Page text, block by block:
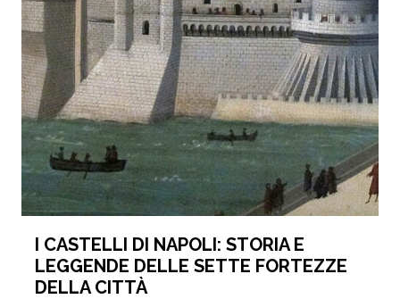
I CASTELLI DI NAPOLI: STORIA E
LEGGENDE DELLE SETTE FORTEZZE
DELLA CITTÀ